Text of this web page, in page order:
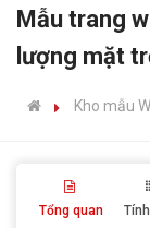
Mẫu trang
lượng mặt
Kho mẫu
Tổng quan